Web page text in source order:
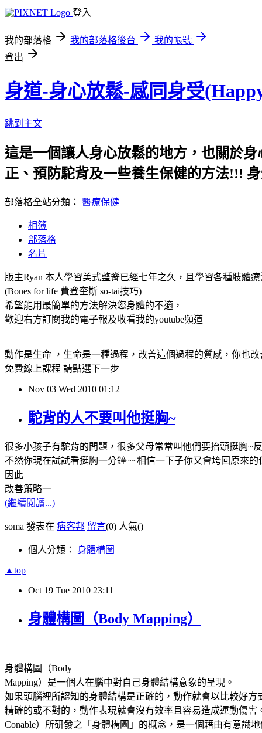
登入
我的部落格 我的部落格後台
我的帳號
登出
身道-身心放鬆-感同身受
跳到主文
這是一個讓人身心放鬆的地方，也關於
正、預防駝背及一些養生保健的方法!!!
部落格全站分類： 醫療保健
相簿
部落格
名片
版主Ryan 本人學習美式整脊已經七年之久，且學習各種肢體
(Bones for life 費登奎斯 so-tai技巧)
希望能用最簡單的方法解決您身體的不適，
歡迎右方訂閱我的電子報及收看我的youtube頻道
動作是生命 ，生命是一種過程，改善這個過程的質感，你也
免費線上課程 請點選下一步
Nov 03 Wed 2010 01:12
駝背的人不要叫他挺胸~
很多小孩子有駝背的問題，很多父母常常叫他們要抬頭挺胸~
不然你現在試試看挺胸一分鐘~~相信一下子你又會垮回原來的
因此
改善策略一
(繼續閱讀...)
soma 發表在 痞客邦 留言(0) 人氣()
個人分類： 身體構圖
▲top
Oct 19 Tue 2010 23:11
身體構圖（Body Mapping）
身體構圖
（Body
Mapping）是一個人在腦中對自己身體結構意象的呈現。
如果頭腦裡所認知的身體結構是正確的，動作就會以比較好
精確的或不對的，動作表現就會沒有效率且容易造成運動傷
Conable）所研發之「身體構圖」的概念，是一個藉由有意識